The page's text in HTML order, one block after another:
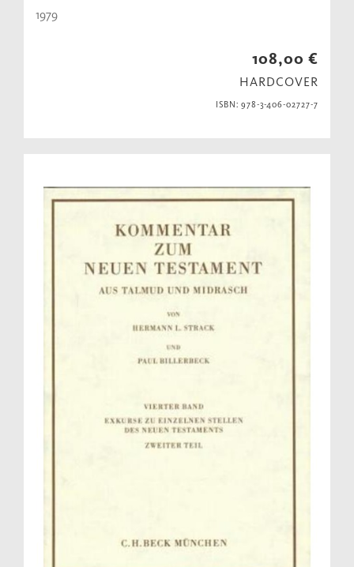
1979
108,00 €
HARDCOVER
ISBN: 978-3-406-02727-7